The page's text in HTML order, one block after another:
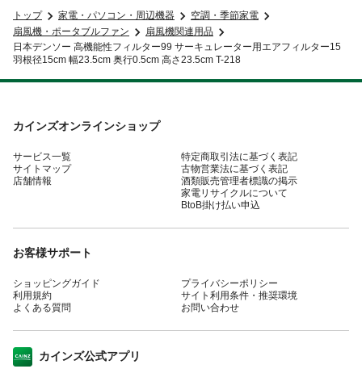
トップ 家電・パソコン・周辺機器
空調・季節家電
扇風機・ポータブルファン
扇風機関連用品
日本デンソー 高機能性フィルター99 サーキュレーター用エアフィルター15
羽根径15cm 幅23.5cm 奥行0.5cm 高さ23.5cm T-218
カインズオンラインショップ
サービス一覧
サイトマップ
店舗情報
特定商取引法に基づく表記
古物営業法に基づく表記
酒類販売管理者標識の掲示
家電リサイクルについて
BtoB掛け払い申込
お客様サポート
ショッピングガイド
利用規約
よくある質問
プライバシーポリシー
サイト利用条件・推奨環境
お問い合わせ
カインズ公式アプリ